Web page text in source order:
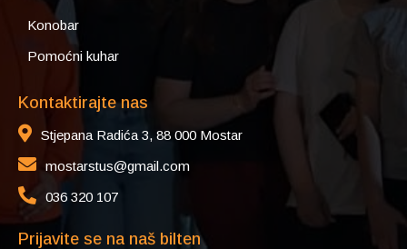
Konobar
Pomoćni kuhar
Kontaktirajte nas
Stjepana Radića 3, 88 000 Mostar
mostarstus@gmail.com
036 320 107
Prijavite se na naš bilten